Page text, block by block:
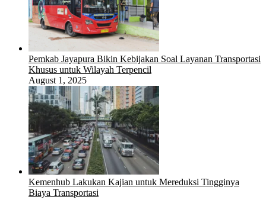
Pemkab Jayapura Bikin Kebijakan Soal Layanan Transportasi
Khusus untuk Wilayah Terpencil
August 1, 2025
Kemenhub Lakukan Kajian untuk Mereduksi Tingginya
Biaya Transportasi